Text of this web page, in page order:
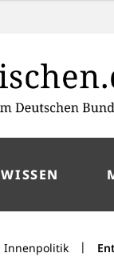
WISSEN
Innenpolitik |